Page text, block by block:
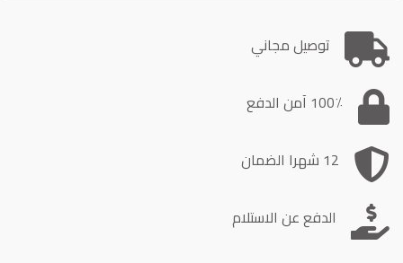
توصيل مجاني
100٪ آمن الدفع
12 شهرا الضمان
الدفع عن الاستلام